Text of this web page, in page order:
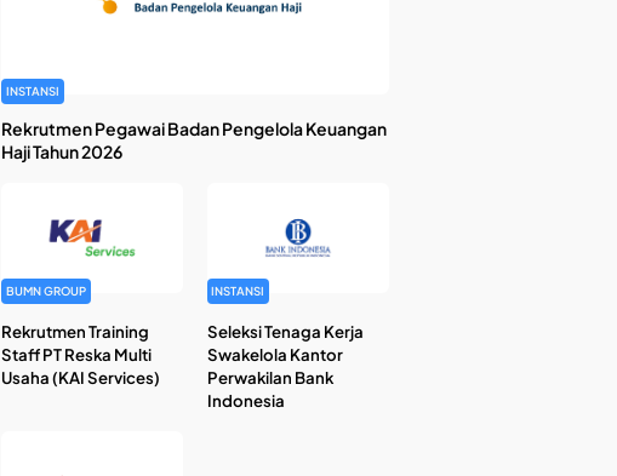
INSTANSI
Rekrutmen Pegawai Badan Pengelola Keuangan
Haji Tahun 2026
BUMN GROUP
Rekrutmen Training
Staff PT Reska Multi
Usaha (KAI Services)
INSTANSI
Seleksi Tenaga Kerja
Swakelola Kantor
Perwakilan Bank
Indonesia